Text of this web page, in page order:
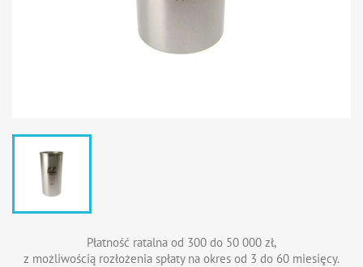
Płatność ratalna od 300 do 50 000 zł,
z możliwością rozłożenia spłaty na okres od 3 do 60 miesięcy.